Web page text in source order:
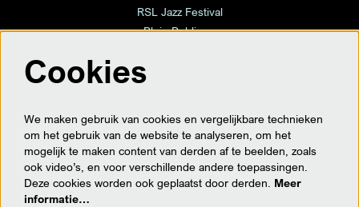
RSL Jazz Festival
Plein Publique
meld je hier aan voor de nieuwsbrief
Cookies
We maken gebruik van cookies en vergelijkbare technieken
om het gebruik van de website te analyseren, om het
mogelijk te maken content van derden af te beelden, zoals
ook video’s, en voor verschillende andere toepassingen.
Deze cookies worden ook geplaatst door derden. Meer
informatie…